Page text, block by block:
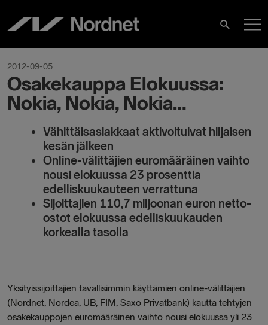
content
Search
2012-09-05
Osakekauppa Elokuussa:
Nokia, Nokia, Nokia…
Vähittäisasiakkaat aktivoituivat hiljaisen
kesän jälkeen
Online-välittäjien euromääräinen vaihto
nousi elokuussa 23 prosenttia
edelliskuukauteen verrattuna
Sijoittajien 110,7 miljoonan euron netto-
ostot elokuussa edelliskuukauden
korkealla tasolla
Yksityissijoittajien tavallisimmin käyttämien online-välittäjien
(Nordnet, Nordea, UB, FIM, Saxo Privatbank) kautta tehtyjen
osakekauppojen euromääräinen vaihto nousi elokuussa yli 23